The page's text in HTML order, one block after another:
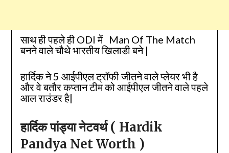
साथ ही पहले ही ODI में Man Of The Match
बनने वाले चौथे भारतीय खिलाडी बने |
हार्दिक ने 5 आईपीएल ट्रॉफी जीतने वाले प्लेयर भी है
और वे बतौर कप्तान टीम को आईपीएल जीतने वाले पहले
आल राउंडर है|
हार्दिक पांड्या नेटवर्थ ( Hardik
Pandya Net Worth )